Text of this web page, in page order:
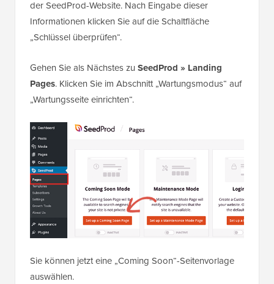
der SeedProd-Website. Nach Eingabe dieser
Informationen klicken Sie auf die Schaltfläche
„Schlüssel überprüfen“.
Gehen Sie als Nächstes zu SeedProd » Landing
Pages. Klicken Sie im Abschnitt „Wartungsmodus“ auf
„Wartungsseite einrichten“.
Sie können jetzt eine „Coming Soon“-Seitenvorlage
auswählen.